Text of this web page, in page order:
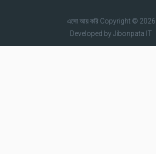
এসো আয় করিCopyright © 2026.
Developed byJibonpata IT